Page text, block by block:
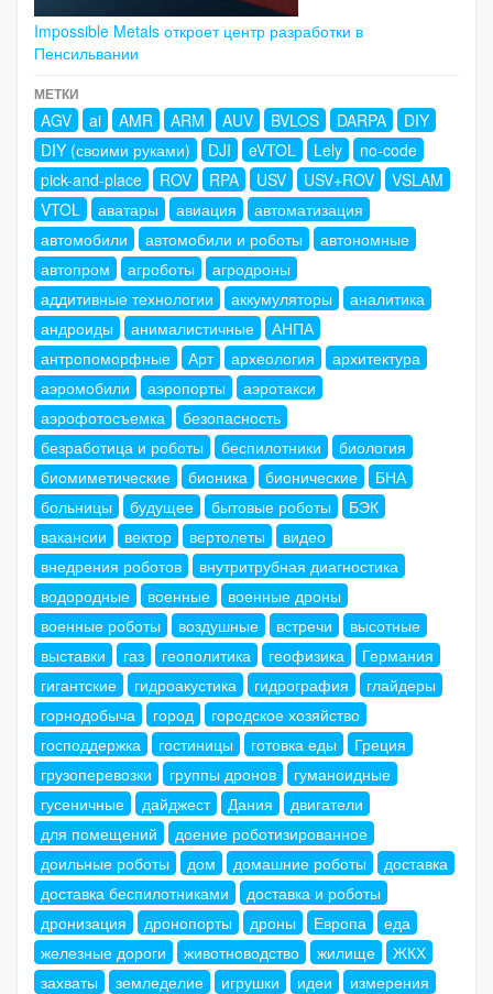
Impossible Metals откроет центр разработки в
Пенсильвании
МЕТКИ
AGV ai AMR ARM AUV BVLOS DARPA
DIY
DIY (своими руками)
DJI eVTOL Lely
no-code
pick-and-place
ROV RPA USV USV+ROV
VSLAM
VTOL
аватары авиация
автоматизация
автомобили
автомобили и роботы
автономные
автопром
агроботы
агродроны
аддитивные технологии
аккумуляторы
аналитика
андроиды
анималистичные
АНПА
антропоморфные
Арт археология
архитектура
аэромобили
аэропорты
аэротакси
аэрофотосъемка
безопасность
безработица и роботы
беспилотники
биология
биомиметические
бионика бионические
БНА
больницы
будущее бытовые роботы
БЭК
вакансии
вектор вертолеты
видео
внедрения роботов
внутритрубная диагностика
водородные
военные
военные дроны
военные роботы
воздушные встречи
высотные
выставки
газ геополитика геофизика
Германия
гигантские
гидроакустика гидрография
глайдеры
горнодобыча
город
городское хозяйство
господдержка
гостиницы готовка еды
Греция
грузоперевозки
группы дронов
гуманоидные
гусеничные
дайджест Дания
двигатели
для помещений
доение роботизированное
доильные роботы
дом домашние роботы
доставка
доставка беспилотниками
доставка и роботы
дронизация
дронопорты дроны Европа
еда
железные дороги
животноводство жилище
ЖКХ
захваты
земледелие игрушки идеи
измерения